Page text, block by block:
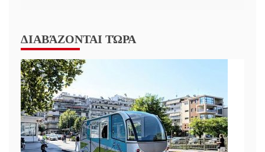
ΔΙΑΒΆΖΟΝΤΑΙ ΤΏΡΑ